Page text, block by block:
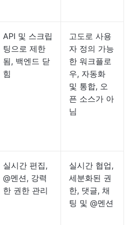
API 및 스크립
팅으로 제한
됨, 백엔드 닫
힘
고도로 사용
자 정의 가능
한 워크플로
우, 자동화
및 통합, 오
픈 소스가 아
님
실시간 편집,
@멘션, 강력
한 권한 관리
실시간 협업,
세분화된 권
한, 댓글, 채
팅 및 @멘션